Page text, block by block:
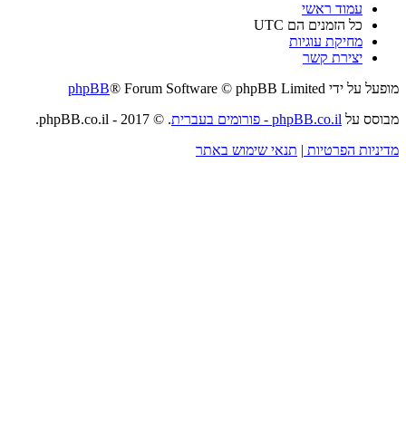
עמוד ראשי
כל הזמנים הם UTC
מחיקת עוגיות
יצירת קשר
מופעל על ידי
phpBB® Forum Software © phpBB Limited
מבוסס על phpBB.co.il - פורומים בעברית
. © 2017 - phpBB.co.il.
מדיניות הפרטיות | תנאי שימוש באתר